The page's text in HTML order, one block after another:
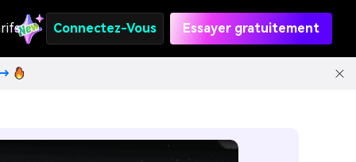
Connectez-Vous Essayer gratuitement